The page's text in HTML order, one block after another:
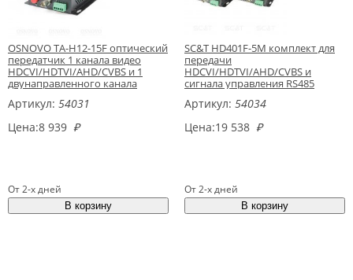
OSNOVO TA-H12-15F оптический
передатчик 1 канала видео
HDCVI/HDTVI/AHD/CVBS и 1
двунаправленного канала
Артикул: 54031
Цена:8 939 ₽
От 2-х дней
SC&T HD401F-5M комплект для
передачи
HDCVI/HDTVI/AHD/CVBS и
сигнала управления RS485
Артикул: 54034
Цена:19 538 ₽
От 2-х дней